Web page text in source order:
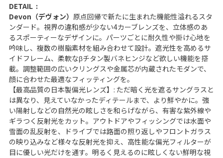
DETAIL
Devon（デヴォン） 原点回帰で新たに生まれた機能性溢れるスタ
ンダード。視界の違和感が少ない4カーブレンズを、立体感のあ
るスポーティーなデザインに。パーツごとに耐久性や掛け心地を
吟味し、複数の樹脂素材を組み合わせて設計。遮光性を高めるサ
イドフレーム、柔軟なβチタン製バネヒンジなど欲しい機能を搭
載。調整範囲の広いクリングスや金属芯が内蔵されたモダンで、
顔に合わせた最適なフィッティングを。
【最高品質の日本製偏光レンズ】: ただ暗く光を遮るサングラスと
は異なり、見えていなかったディテールまで、より鮮やかに。強
い陽射しなどの自然光の眩しさを和らげながら、有害な紫外線や
ギラつく反射光をカット。アウトドアやフィッシングでは水面や
雪面の乱反射を、ドライブでは路面の照り返しやフロントガラス
の映り込みなど様々な反射光を抑え、高性能な偏光フィルターが
目に優しい光だけを通す。明るく見えるのに眩しくない鮮明な視